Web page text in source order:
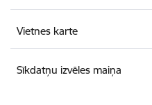
Vietnes karte
Sīkdatņu izvēles maiņa